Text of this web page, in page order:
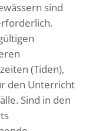
sind
(Tiden),
den Unterricht
Sind in den